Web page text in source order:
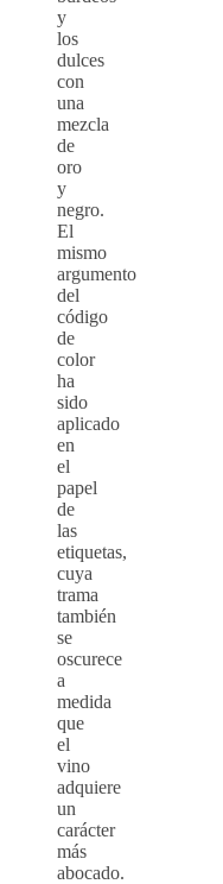
y
los
dulces
con
una
mezcla
de
oro
y
negro.
El
mismo
argumento
del
código
de
color
ha
sido
aplicado
en
el
papel
de
las
etiquetas,
cuya
trama
también
se
oscurece
a
medida
que
el
vino
adquiere
un
carácter
más
abocado.